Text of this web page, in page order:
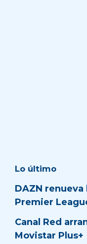
Lo último
DAZN
Premier
Canal Red
Movistar Plus+